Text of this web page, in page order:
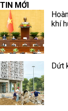
TIN MỚI
khí
Dứt